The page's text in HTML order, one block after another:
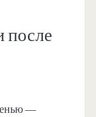
после
—